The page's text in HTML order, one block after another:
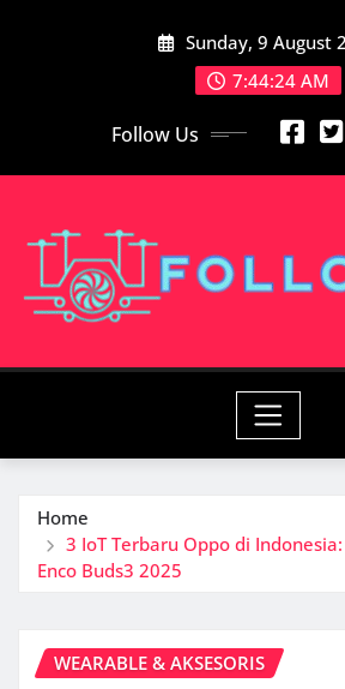
Sunday, 9 August
7:44:25 AM
Follow Us
Home
3 IoT Terbaru Oppo di Indonesia:
Enco Buds3 2025
WEARABLE & AKSESORIS